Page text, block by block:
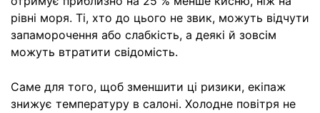
рівні моря. Ті, хто до цього не звик, можуть відчути
запаморочення або слабкість, а деякі й зовсім
можуть втратити свідомість.
Саме для того, щоб зменшити ці ризики, екіпаж
знижує температуру в салоні. Холодне повітря не